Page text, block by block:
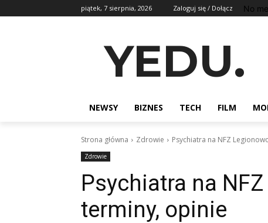
piątek, 7 sierpnia, 2026 Zaloguj się / Dołącz No
YEDU.
NEWSY BIZNES TECH FILM
Strona główna Zdrowie Psychiatra na NFZ
Zdrowie
Psychiatra na
terminy, opinie